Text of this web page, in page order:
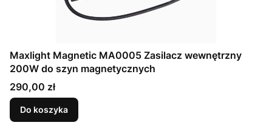
Maxlight Magnetic MA0005 Zasilacz wewnętrzny
200W do szyn magnetycznych
Cena
290,00 zł
Do koszyka